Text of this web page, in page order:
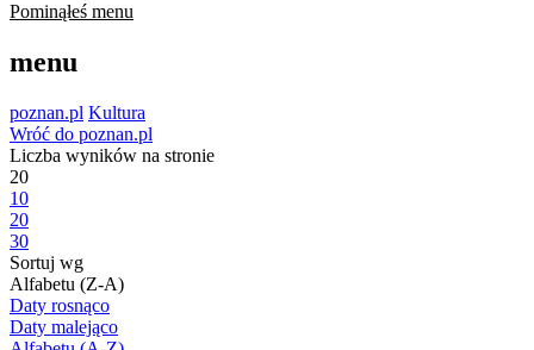
Pominąłeś menu
menu
poznan.pl Kultura
Wróć do poznan.pl
Liczba wyników na stronie
20
10
20
30
Sortuj wg
Alfabetu (Z-A)
Daty rosnąco
Daty malejąco